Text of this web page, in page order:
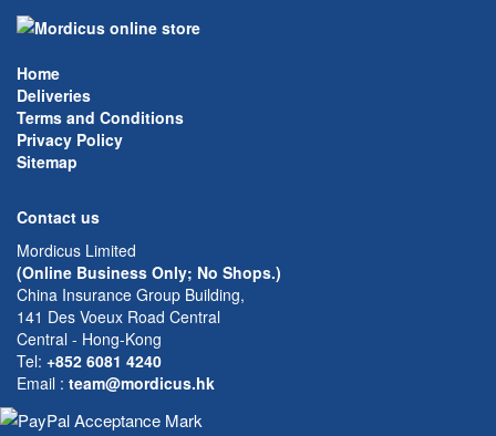
Home
Deliveries
Terms and Conditions
Privacy Policy
Sitemap
Contact us
Mordicus Limited
(Online Business Only; No Shops.)
China Insurance Group Building,
141 Des Voeux Road Central
Central - Hong-Kong
Tel: +852 6081 4240
Email : team@mordicus.hk